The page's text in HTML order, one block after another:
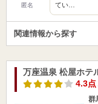
匿名
てい…
関連情報から探す
万座温泉 松屋ホテ
4.3点
群